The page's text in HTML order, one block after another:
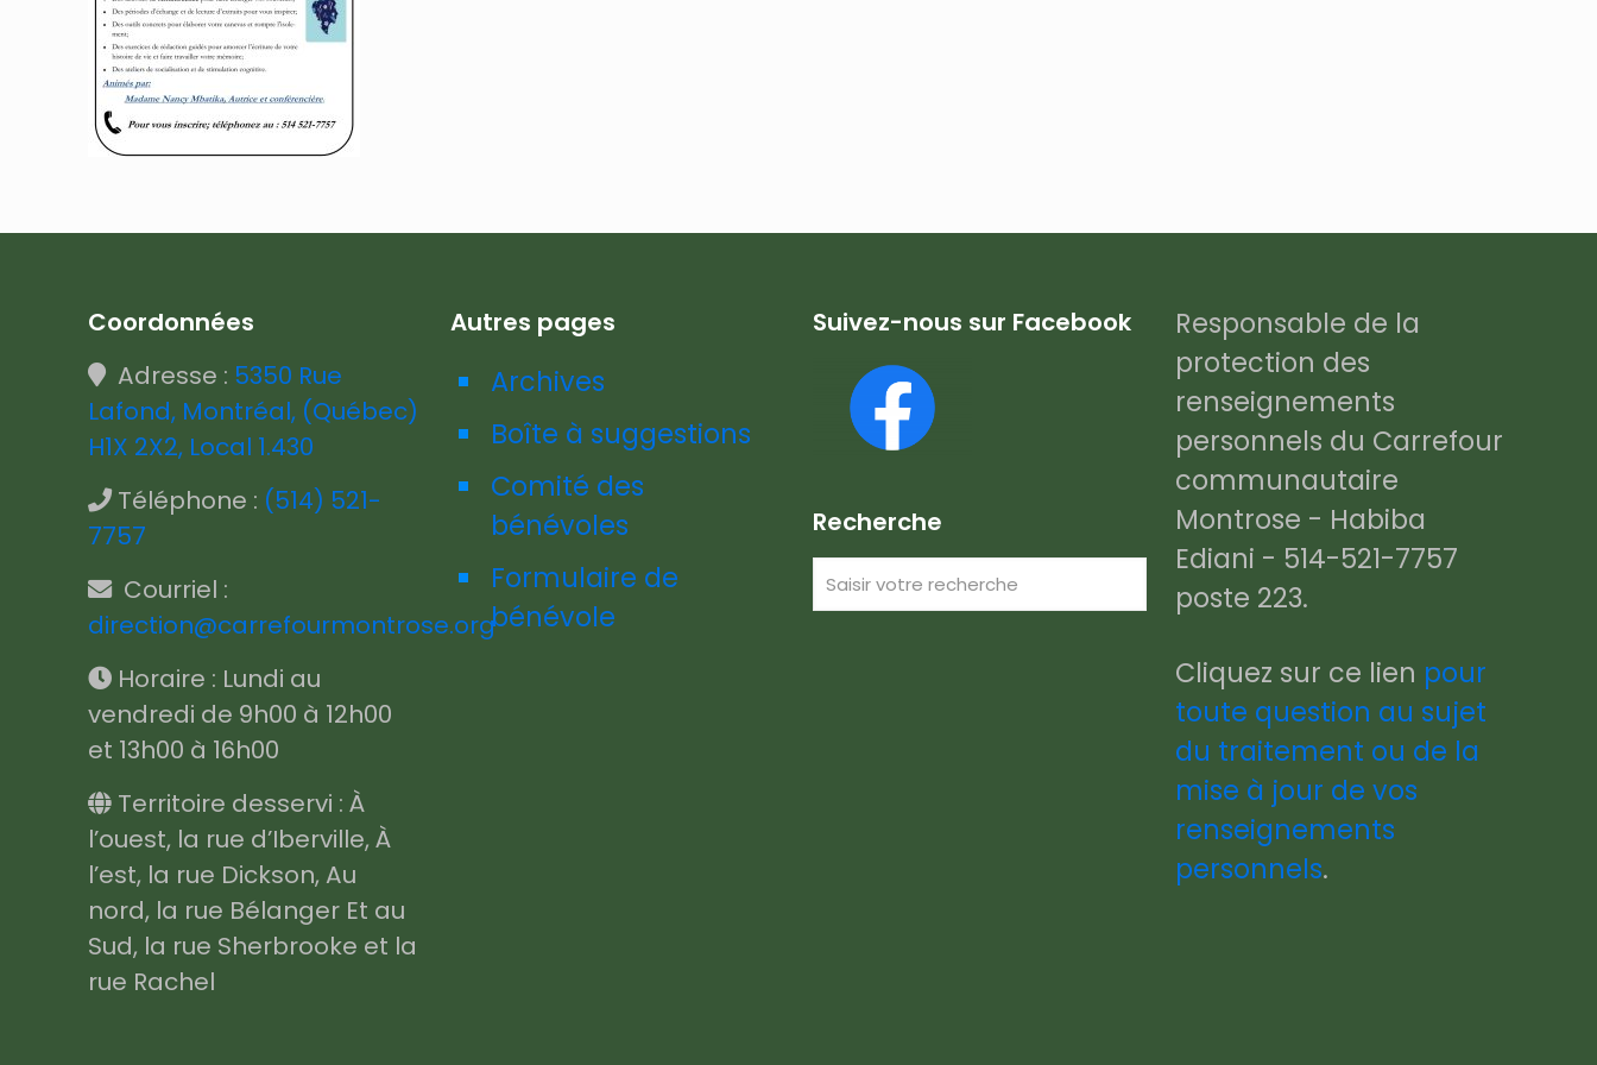
Coordonnées
Adresse : 5350 Rue
Lafond, Montréal, (Québec)
H1X 2X2, Local 1.430
Téléphone : (514) 521-
7757
Courriel :
direction@carrefourmontrose.org
Horaire : Lundi au
vendredi de 9h00 à 12h00
et 13h00 à 16h00
Territoire desservi : À
l’ouest, la rue d’Iberville, À
l’est, la rue Dickson, Au
nord, la rue Bélanger Et au
Sud, la rue Sherbrooke et la
rue Rachel
Autres pages
Archives
Boîte à suggestions
Comité des
bénévoles
Formulaire de
bénévole
Suivez-nous sur Facebook
Recherche
Responsable de la
protection des
renseignements
personnels du Carrefour
communautaire
Montrose - Habiba
Ediani - 514-521-7757
poste 223.
Cliquez sur ce lien pour
toute question au sujet
du traitement ou de la
mise à jour de vos
renseignements
personnels.